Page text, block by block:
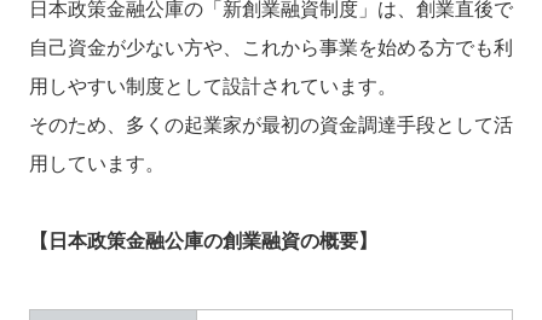
日本政策金融公庫の「新創業融資制度」は、創業直後で
自己資金が少ない方や、これから事業を始める方でも利
用しやすい制度として設計されています。
そのため、多くの起業家が最初の資金調達手段として活
用しています。
【日本政策金融公庫の創業融資の概要】